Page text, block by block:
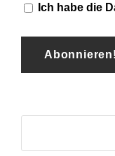
Ich habe die